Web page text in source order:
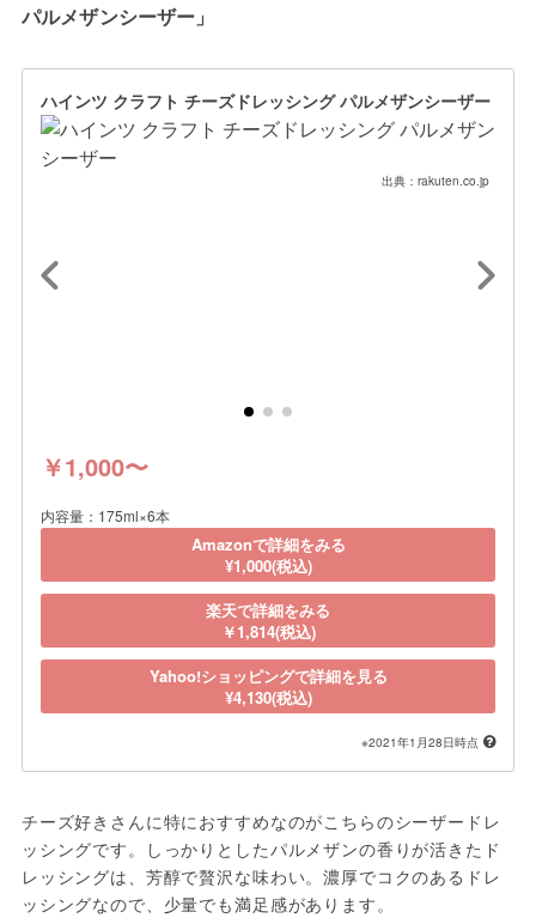
パルメザンシーザー」
ハインツ クラフト チーズドレッシング パルメザンシーザー
出典：rakuten.co.jp
￥1,000〜
内容量：175ml×6本
Amazonで詳細をみる
¥1,000(税込)
楽天で詳細をみる
￥1,814(税込)
Yahoo!ショッピングで詳細を見る
¥4,130(税込)
※2021年1月28日時点
チーズ好きさんに特におすすめなのがこちらのシーザードレ
ッシングです。しっかりとしたパルメザンの香りが活きたド
レッシングは、芳醇で贅沢な味わい。濃厚でコクのあるドレ
ッシングなので、少量でも満足感があります。